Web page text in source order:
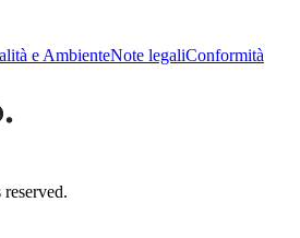
e AmbienteNote legaliConformità